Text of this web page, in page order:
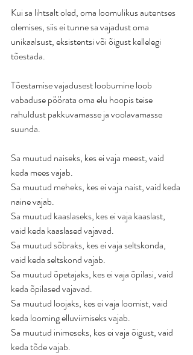
Kui sa lihtsalt oled, oma loomulikus autentses
olemises, siis ei tunne sa vajadust oma
unikaalsust, eksistentsi või õigust kellelegi
tõestada.
Tõestamise vajadusest loobumine loob
vabaduse pöörata oma elu hoopis teise
rahuldust pakkuvamasse ja voolavamasse
suunda.
Sa muutud naiseks, kes ei vaja meest, vaid
keda mees vajab.
Sa muutud meheks, kes ei vaja naist, vaid keda
naine vajab.
Sa muutud kaaslaseks, kes ei vaja kaaslast,
vaid keda kaaslased vajavad.
Sa muutud sõbraks, kes ei vaja seltskonda,
vaid keda seltskond vajab.
Sa muutud õpetajaks, kes ei vaja õpilasi, vaid
keda õpilased vajavad.
Sa muutud loojaks, kes ei vaja loomist, vaid
keda looming elluviimiseks vajab.
Sa muutud inimeseks, kes ei vaja õigust, vaid
keda tõde vajab.